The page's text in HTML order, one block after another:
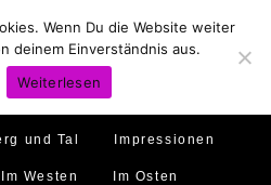
Feste feiern
Im Norden
Ambiente
und Tal Impressionen
Im Westen Im Osten
Wenn Du die Website weiter
deinem Einverständnis aus.
Weiterlesen